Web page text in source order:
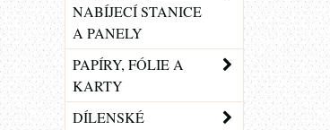
NABÍJECÍ STANICE
A PANELY
PAPÍRY, FÓLIE A
KARTY
DÍLENSKÉ